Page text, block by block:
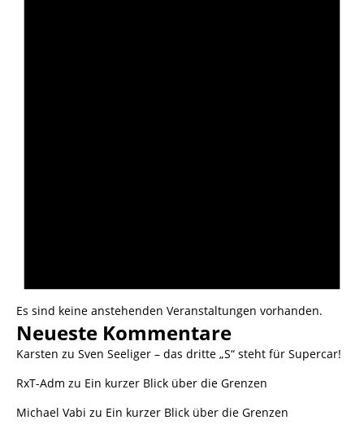
Es sind keine anstehenden Veranstaltungen vorhanden.
Neueste Kommentare
Karsten zu Sven Seeliger – das dritte „S“ steht für Supercar!
RxT-Adm zu Ein kurzer Blick über die Grenzen
Michael Vabi zu Ein kurzer Blick über die Grenzen